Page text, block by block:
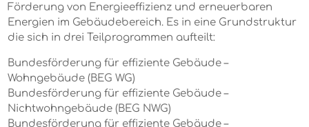
Förderung von Energieeffizienz und erneuerbaren
Energien im Gebäudebereich. Es in eine Grundstruktur
die sich in drei Teilprogrammen aufteilt:
Bundesförderung für effiziente Gebäude –
Wohngebäude (BEG WG)
Bundesförderung für effiziente Gebäude –
Nichtwohngebäude (BEG NWG)
Bundesförderung für effiziente Gebäude –